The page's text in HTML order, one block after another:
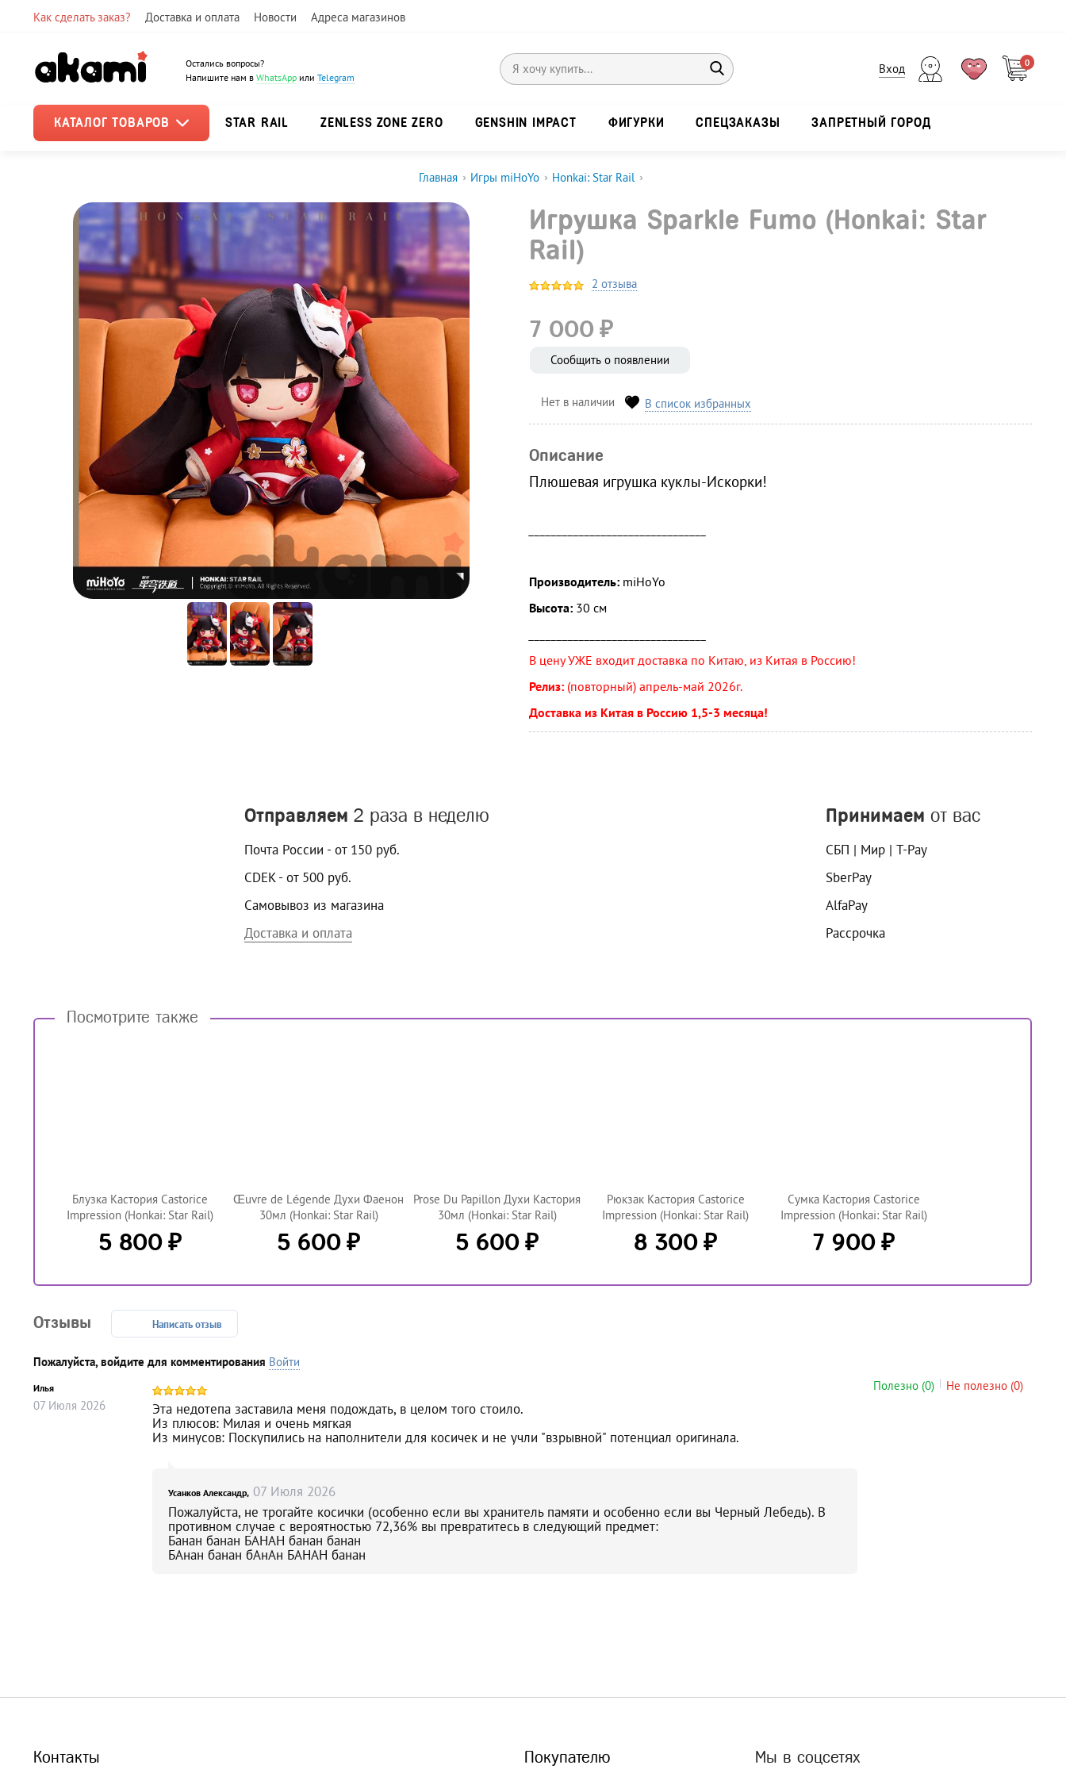
Как сделать заказ? Доставка и оплата Новости Адреса магазинов
Остались вопросы?
Напишите нам вWhatsApp илиTelegram
Вход 0
КАТАЛОГ ТОВАРОВ STAR RAIL ZENLESS ZONE ZERO GENSHIN IMPACT ФИГУРКИ СПЕЦЗАКАЗЫ ЗАПРЕТНЫЙ ГОРОД
Главная › Игры miHoYo › Honkai: Star Rail ›
Игрушка Sparkle Fumo (Honkai: Star
Rail)
2 отзыва
7 000 ₽
Сообщить о появлении
Нет в наличии В список избранных
Описание
Плюшевая игрушка куклы-Искорки!
Производитель: miHoYo
Высота: 30 см
В цену УЖЕ входит доставка по Китаю, из Китая в Россию!
Релиз: (повторный) апрель-май 2026г.
Доставка из Китая в Россию 1,5-3 месяца!
Отправляем 2 раза в неделю
Почта России - от 150 руб.
CDEK - от 500 руб.
Самовывоз из магазина
Доставка и оплата
Принимаем от вас
СБП | Мир | T-Pay
SberPay
AlfaPay
Рассрочка
Посмотрите также
Блузка Кастория Castorice
Impression (Honkai: Star Rail)
5 800 ₽
Œuvre de Légende Духи Фаенон
30мл (Honkai: Star Rail)
5 600 ₽
Prose Du Papillon Духи Кастория
30мл (Honkai: Star Rail)
5 600 ₽
Рюкзак Кастория Castorice
Impression (Honkai: Star Rail)
8 300 ₽
Сумка Кастория Castorice
Impression (Honkai: Star Rail)
7 900 ₽
Отзывы Написать отзыв
Пожалуйста, войдите для комментирования Войти
Илья
07 Июля 2026
Полезно (0) Не полезно (0)
Эта недотепа заставила меня подождать, в целом того стоило.
Из плюсов: Милая и очень мягкая
Из минусов: Поскупились на наполнители для косичек и не учли "взрывной" потенциал оригинала.
Усанков Александр, 07 Июля 2026
Пожалуйста, не трогайте косички (особенно если вы хранитель памяти и особенно если вы Черный Лебедь). В
противном случае с вероятностью 72,36% вы превратитесь в следующий предмет:
Банан банан БАНАН банан банан
БАнан банан бАнАн БАНАН банан
Контакты Покупателю Мы в соцсетях